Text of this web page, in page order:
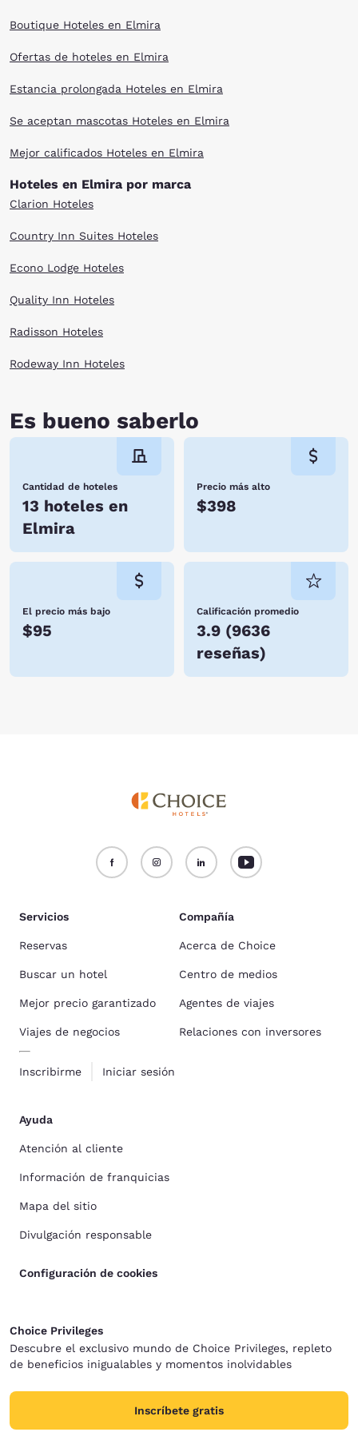
Boutique Hoteles en Elmira
Ofertas de hoteles en Elmira
Estancia prolongada Hoteles en Elmira
Se aceptan mascotas Hoteles en Elmira
Mejor calificados Hoteles en Elmira
Hoteles en Elmira por marca
Clarion Hoteles
Country Inn Suites Hoteles
Econo Lodge Hoteles
Quality Inn Hoteles
Radisson Hoteles
Rodeway Inn Hoteles
Es bueno saberlo
Cantidad de hoteles
13 hoteles en
Elmira
Precio más alto
$398
El precio más bajo
$95
Calificación promedio
3.9 (9636
reseñas)
Servicios
Reservas
Buscar un hotel
Mejor precio garantizado
Viajes de negocios
Inscribirme Iniciar sesión
Compañía
Acerca de Choice
Centro de medios
Agentes de viajes
Relaciones con inversores
Ayuda
Atención al cliente
Información de franquicias
Mapa del sitio
Divulgación responsable
Configuración de cookies
Choice Privileges
Descubre el exclusivo mundo de Choice Privileges, repleto
de beneficios inigualables y momentos inolvidables
Inscríbete gratis